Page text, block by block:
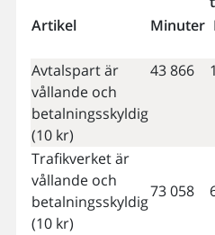
Artikel
Minuter
Avtalspart är
vållande och
betalningsskyldig
(10 kr)
43 866
Trafikverket är
vållande och
betalningsskyldig
(10 kr)
73 058